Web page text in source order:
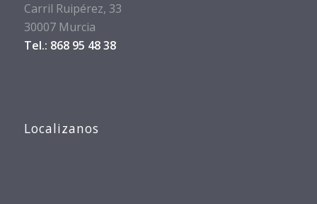
Carril Ruipérez, 33
30007 Murcia
Tel.: 868 95 48 38
Localizanos